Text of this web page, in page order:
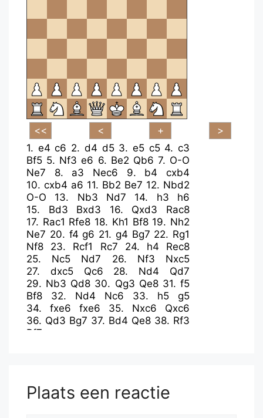
1. e4 c6 2. d4 d5 3. e5 c5 4.c3
Bf5 5. Nf3 e6 6. Be2 Qb6 7. O-O
Ne7
8. a3 Nec6 9. b4
cxb4
10. cxb4 a6 11. Bb2 Be7 12. Nbd2
O-O
13. Nb3 Nd7 14. h3
h6
15. Bd3 Bxd3 16. Qxd3
Rac8
17. Rac1 Rfe8 18. Kh1 Bf8 19. Nh2
Ne7 20. f4 g6 21. g4 Bg7 22. Rg1
Nf8
23. Rcf1 Rc7 24. h4
Rec8
25. Nc5 Nd7 26. Nf3
Nxc5
27. dxc5 Qc6 28. Nd4
Qd7
29. Nb3 Qd8 30. Qg3 Qe8 31.f5
Bf8
32. Nd4 Nc6 33. h5
g5
34. fxe6 fxe6 35. Nxc6
Qxc6
36. Qd3 Bg7 37. Bd4 Qe8 38. Rf3
Rf7
Plaats een reactie